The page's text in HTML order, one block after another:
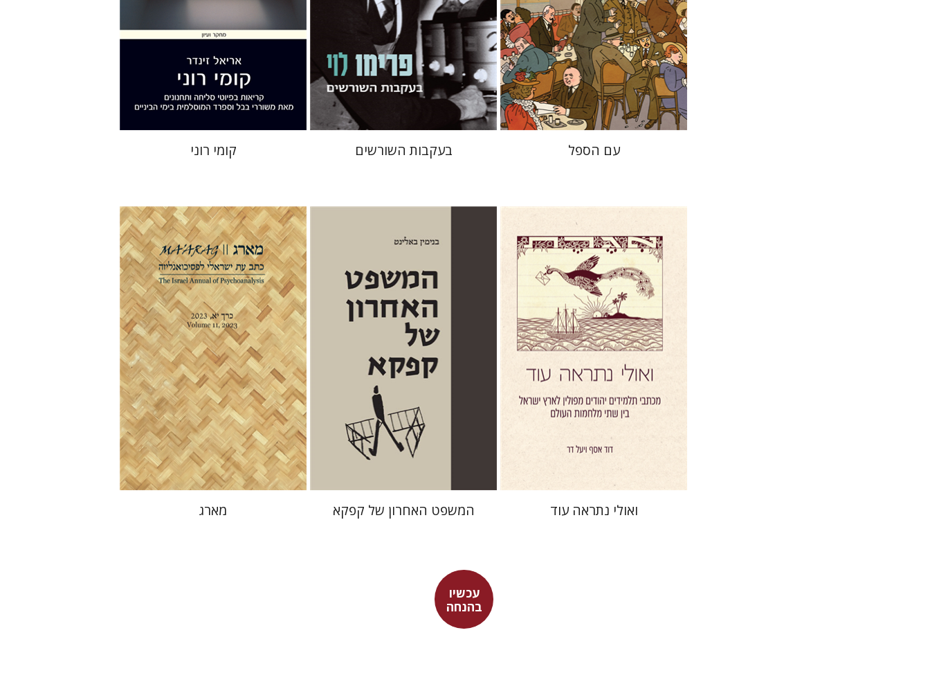
הנחת אתר ספר מודפס
$42
$38
עם הספל
הנחת אתר ספר מודפס
$42
$38
בעקבות השורשים
הנחת אתר ספר מודפס
$35
$32
קומי רוני
יעל דר דוד אסף
הנחת אתר ספר מודפס
$46
$41
ואולי נתראה עוד
הנחת אתר ספר מודפס
$42
$38
המשפט האחרון של קפקא‎
דנה אמיר
הנחת אתר ספר מודפס
$42
$38
מארג
עכשיו
בהנחהפרנצ'סקו פטררקה
גור זק